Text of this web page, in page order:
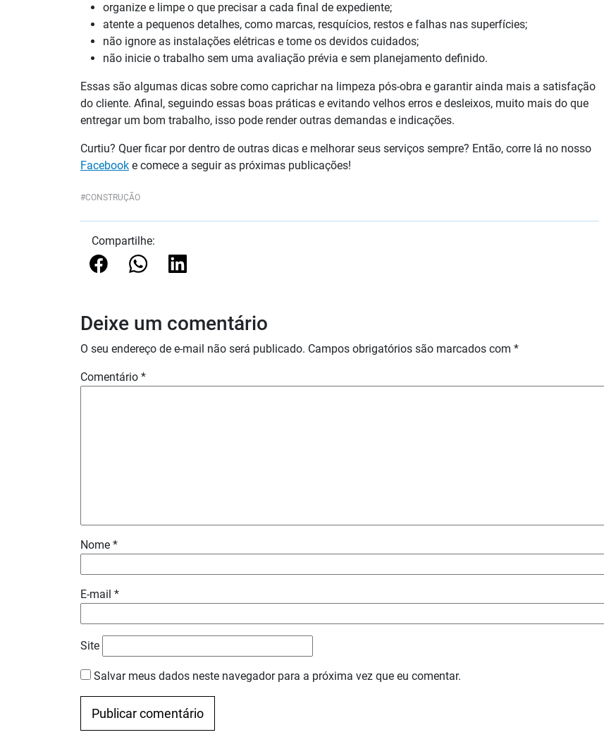
organize e limpe o que precisar a cada final de expediente;
atente a pequenos detalhes, como marcas, resquícios, restos e falhas nas superfícies;
não ignore as instalações elétricas e tome os devidos cuidados;
não inicie o trabalho sem uma avaliação prévia e sem planejamento definido.
Essas são algumas dicas sobre como caprichar na limpeza pós-obra e garantir ainda mais a satisfação
do cliente. Afinal, seguindo essas boas práticas e evitando velhos erros e desleixos, muito mais do que
entregar um bom trabalho, isso pode render outras demandas e indicações.
Curtiu? Quer ficar por dentro de outras dicas e melhorar seus serviços sempre? Então, corre lá no nosso
Facebook e comece a seguir as próximas publicações!
CONSTRUÇÃO
Compartilhe:
Deixe um comentário
O seu endereço de e-mail não será publicado. Campos obrigatórios são marcados com *
Comentário *
Nome *
E-mail *
Site
Salvar meus dados neste navegador para a próxima vez que eu comentar.